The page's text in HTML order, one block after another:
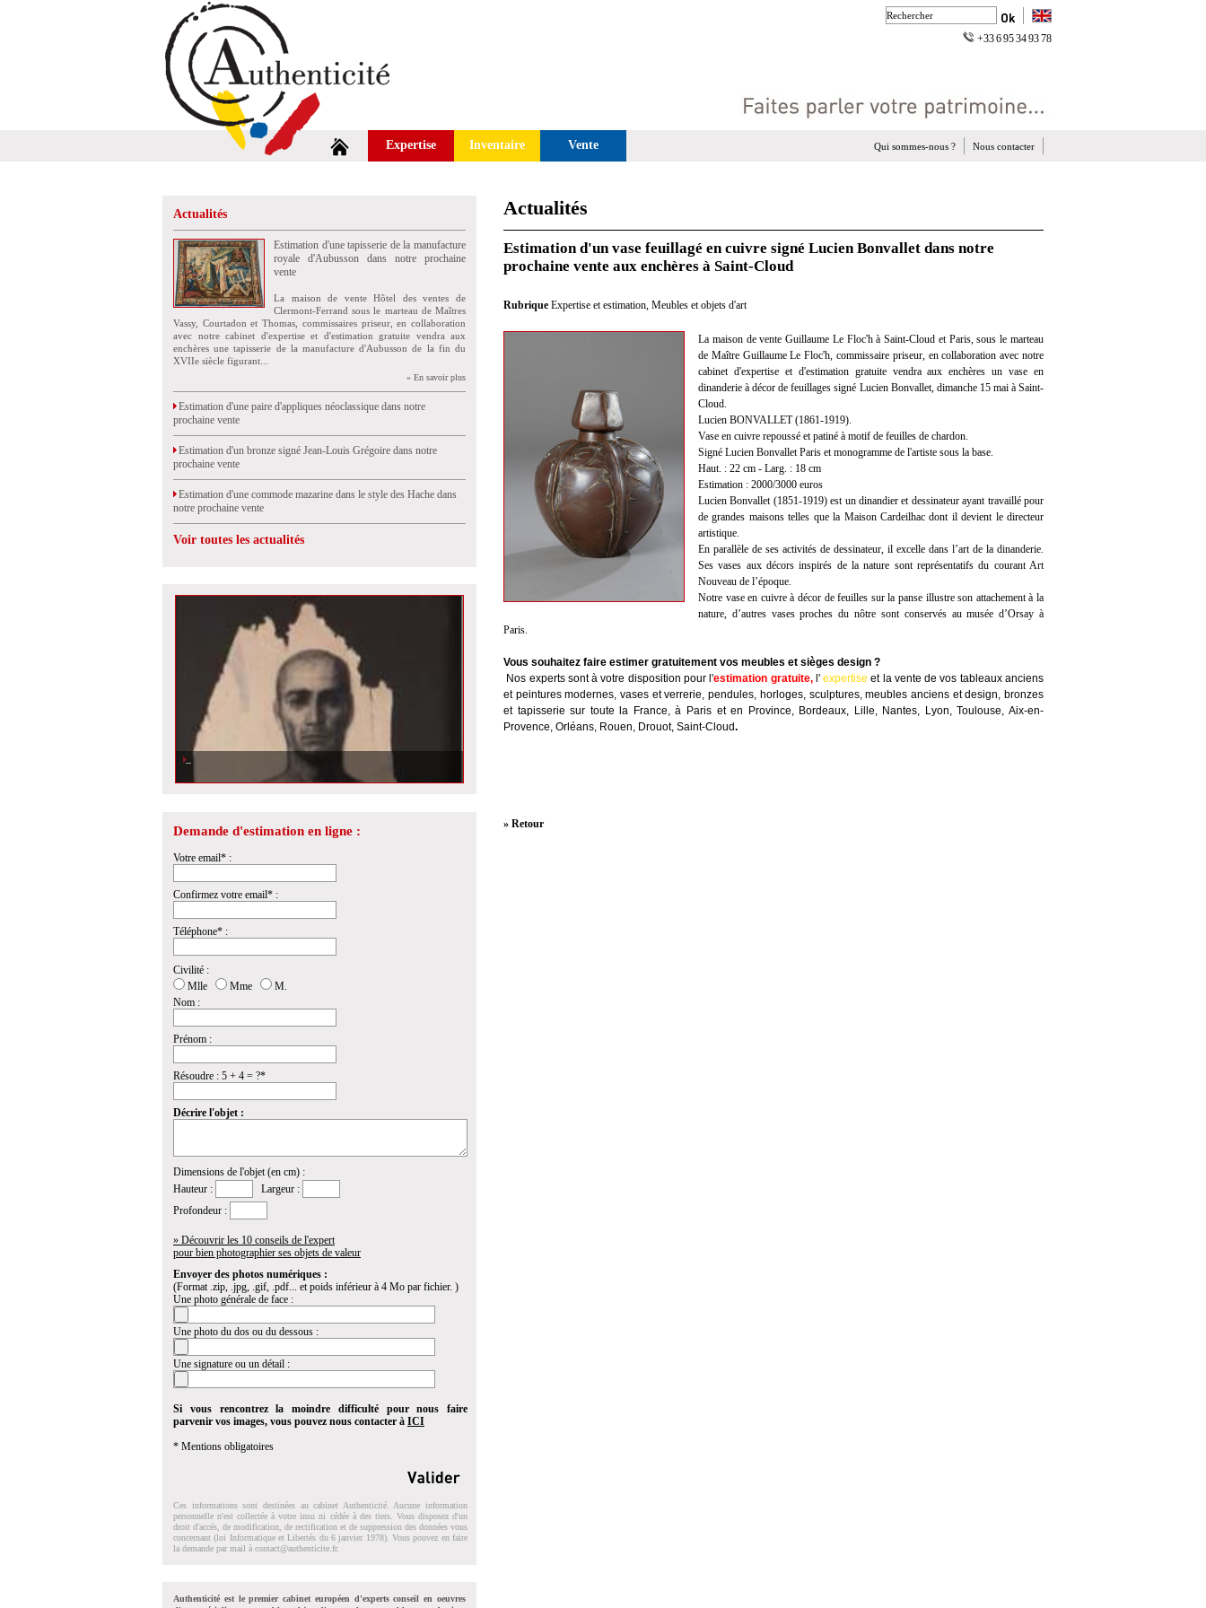
+33 6 95 34 93 78
Expertise Inventaire Vente Nous contacter
Qui sommes-nous ?
Actualités
Estimation d'une tapisserie de la manufacture
royale d'Aubusson dans notre prochaine
vente
La maison de vente Hôtel des ventes de
Clermont-Ferrand sous le marteau de Maîtres
Vassy, Courtadon et Thomas, commissaires priseur, en collaboration
avec notre cabinet d'expertise et d'estimation gratuite vendra aux
enchères une tapisserie de la manufacture d'Aubusson de la fin du
XVIIe siècle figurant...
» En savoir plus
Estimation d'une paire d'appliques néoclassique dans notre
prochaine vente
Estimation d'un bronze signé Jean-Louis Grégoire dans notre
prochaine vente
Estimation d'une commode mazarine dans le style des Hache dans
notre prochaine vente
Voir toutes les actualités
Demande d'estimation en ligne :
Votre email* :
Confirmez votre email* :
Téléphone* :
Civilité :
Mlle
Mme
M.
Nom :
Prénom :
Résoudre : 5 + 4 = ?*
Décrire l'objet :
Dimensions de l'objet (en cm) :
Hauteur :
Largeur :
Profondeur :
» Découvrir les 10 conseils de l'expert
pour bien photographier ses objets de valeur
Envoyer des photos numériques :
(Format .zip, .jpg, .gif, .pdf... et poids inférieur à 4 Mo par fichier. )
Une photo générale de face :
Une photo du dos ou du dessous :
Une signature ou un détail :
Si vous rencontrez la moindre difficulté pour nous faire
parvenir vos images, vous pouvez nous contacter à ICI
* Mentions obligatoires
Ces informations sont destinées au cabinet Authenticité. Aucune information
personnelle n'est collectée à votre insu ni cédée à des tiers. Vous disposez d'un
droit d'accés, de modification, de rectification et de suppression des données vous
concernant (loi Informatique et Libertés du 6 janvier 1978). Vous pouvez en faire
la demande par mail à contact@authenticite.fr.
Authenticité est le premier cabinet européen d'experts conseil en oeuvres
Actualités
Estimation d'un vase feuillagé en cuivre signé Lucien Bonvallet dans notre
prochaine vente aux enchères à Saint-Cloud
Rubrique Expertise et estimation, Meubles et objets d'art
La maison de vente Guillaume Le Floc'h à Saint-Cloud et Paris, sous le marteau
de Maître Guillaume Le Floc'h, commissaire priseur, en collaboration avec notre
cabinet d'expertise et d'estimation gratuite vendra aux enchères un vase en
dinanderie à décor de feuillages signé Lucien Bonvallet, dimanche 15 mai à Saint-
Cloud.
Lucien BONVALLET (1861-1919).
Vase en cuivre repoussé et patiné à motif de feuilles de chardon.
Signé Lucien Bonvallet Paris et monogramme de l'artiste sous la base.
Haut. : 22 cm - Larg. : 18 cm
Estimation : 2000/3000 euros
Lucien Bonvallet (1851-1919) est un dinandier et dessinateur ayant travaillé pour
de grandes maisons telles que la Maison Cardeilhac dont il devient le directeur
artistique.
En parallèle de ses activités de dessinateur, il excelle dans l’art de la dinanderie.
Ses vases aux décors inspirés de la nature sont représentatifs du courant Art
Nouveau de l’époque.
Notre vase en cuivre à décor de feuilles sur la panse illustre son attachement à la
nature, d’autres vases proches du nôtre sont conservés au musée d’Orsay à
Paris.
Vous souhaitez faire estimer gratuitement vos meubles et sièges design ?
Nos experts sont à votre disposition pour l'estimation gratuite, l'expertise et la vente de vos tableaux anciens
et peintures modernes, vases et verrerie, pendules, horloges, sculptures, meubles anciens et design, bronzes
et tapisserie sur toute la France, à Paris et en Province, Bordeaux, Lille, Nantes, Lyon, Toulouse, Aix-en-
Provence, Orléans, Rouen, Drouot, Saint-Cloud.
» Retour